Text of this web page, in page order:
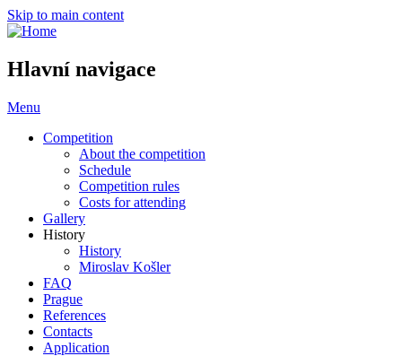
Skip to main content
Hlavní navigace
Menu
Competition
About the competition
Schedule
Competition rules
Costs for attending
Gallery
History
History
Miroslav Košler
FAQ
Prague
References
Contacts
Application